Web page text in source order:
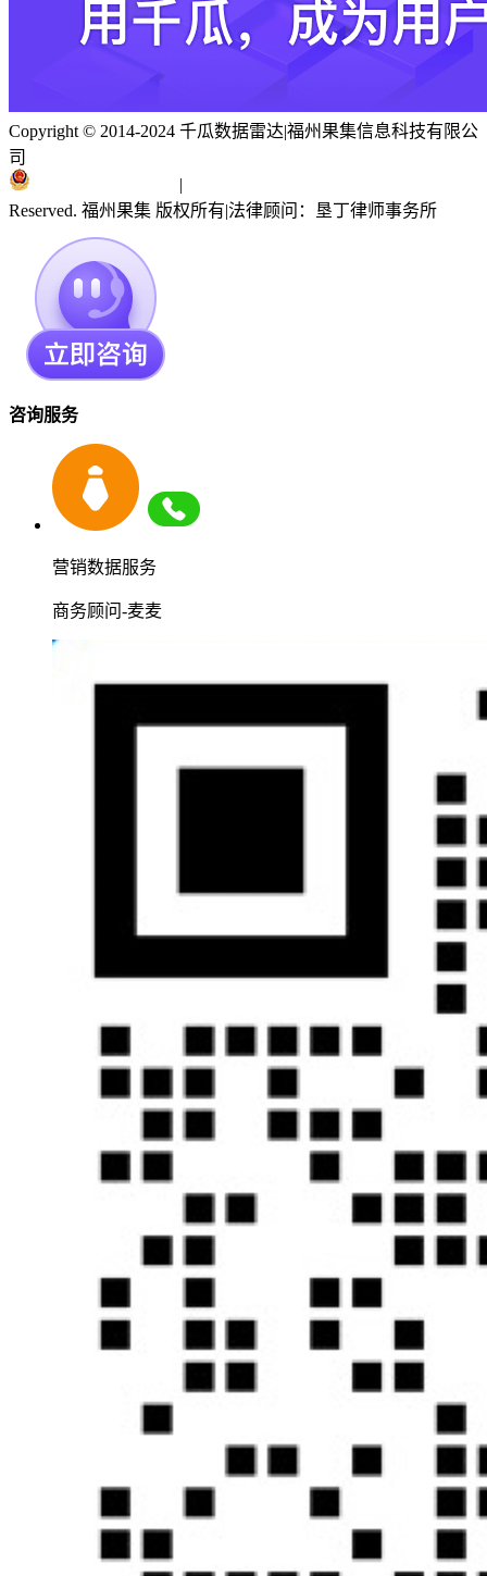
Copyright © 2014-2024 千瓜数据雷达|福州果集信息科技有限公
司
|
Reserved. 福州果集 版权所有|法律顾问：垦丁律师事务所
咨询服务
营销数据服务
商务顾问-麦麦